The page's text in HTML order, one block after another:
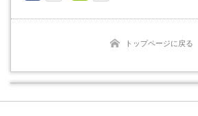
トップページに戻る